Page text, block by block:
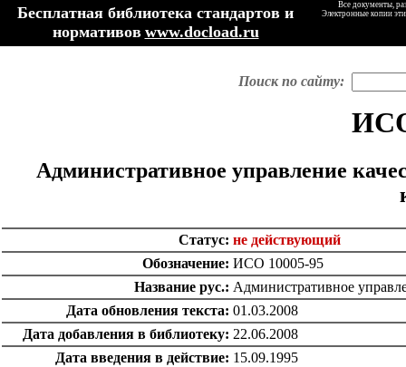
Бесплатная библиотека стандартов и
нормативов www.docload.ru
Все документы,
Электронные копии
Поиск по сайту:
Административное управление
Статус: не действующий
Обозначение: ИСО 10005-95
Название рус.: Административное
Дата обновления текста: 01.03.2008
Дата добавления в библиотеку: 22.06.2008
Дата введения в действие: 15.09.1995